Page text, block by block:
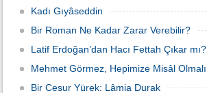
Kadı Gıyâseddin
Bir Ro­man Ne Ka­dar Za­rar Ve­re­bi­lir?
Latif Erdoğan’dan Hacı Fettah Çıkar mı?
Mehmet Görmez, Hepimize Misâl Olmalı
Bir Cesur Yürek: Lâmia Durak